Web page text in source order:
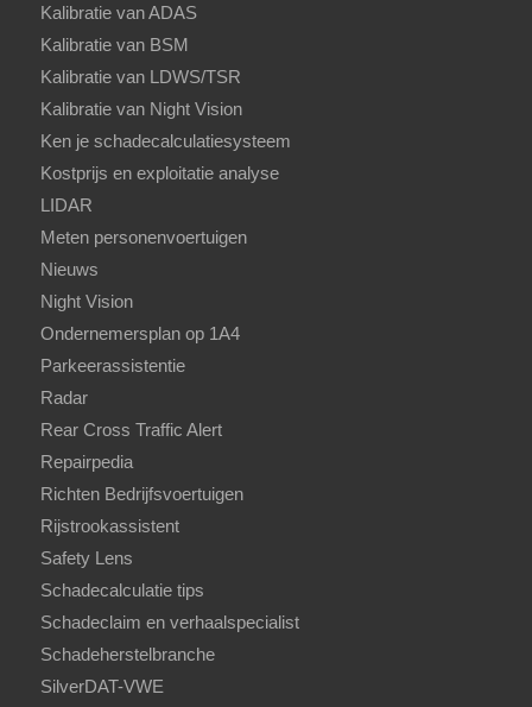
Kalibratie van ADAS
Kalibratie van BSM
Kalibratie van LDWS/TSR
Kalibratie van Night Vision
Ken je schadecalculatiesysteem
Kostprijs en exploitatie analyse
LIDAR
Meten personenvoertuigen
Nieuws
Night Vision
Ondernemersplan op 1A4
Parkeerassistentie
Radar
Rear Cross Traffic Alert
Repairpedia
Richten Bedrijfsvoertuigen
Rijstrookassistent
Safety Lens
Schadecalculatie tips
Schadeclaim en verhaalspecialist
Schadeherstelbranche
SilverDAT-VWE